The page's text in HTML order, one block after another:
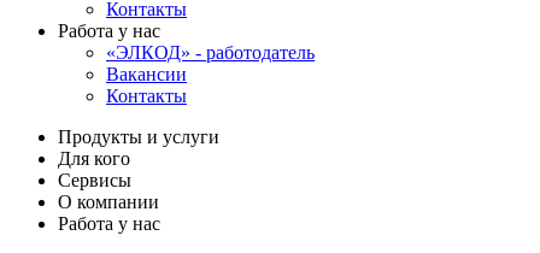
Контакты
Работа у нас
«ЭЛКОД» - работодатель
Вакансии
Контакты
Продукты и услуги
Для кого
Сервисы
О компании
Работа у нас